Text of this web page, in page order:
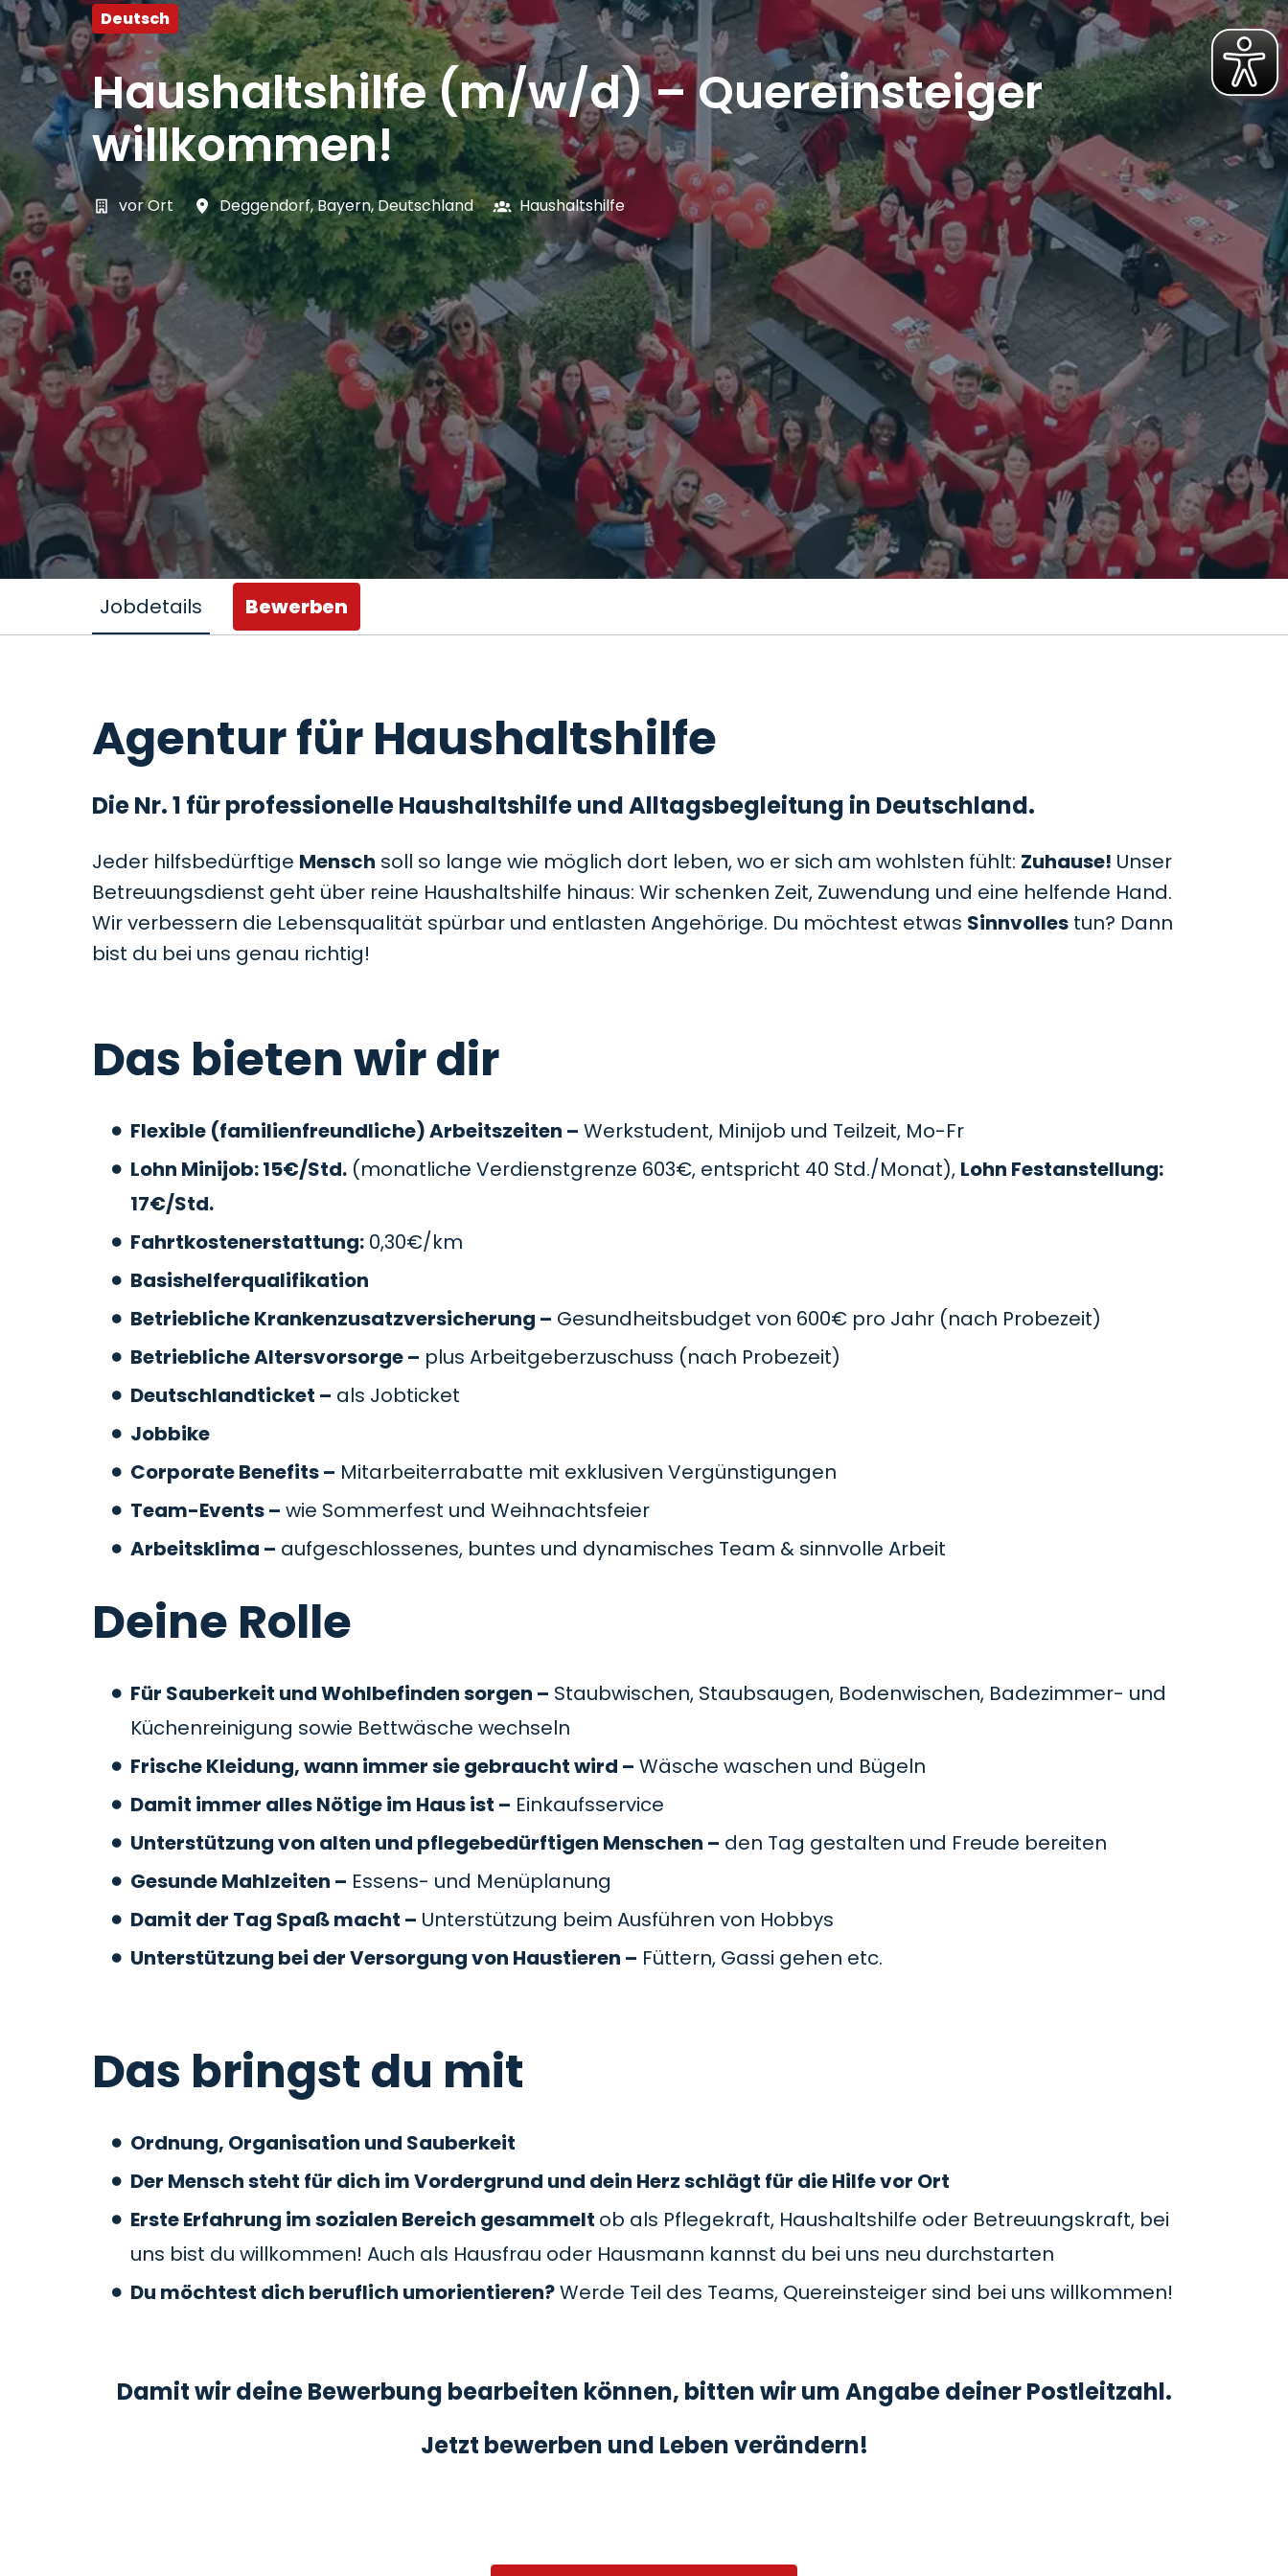
Deutsch
Haushaltshilfe (m/w/d) – Quereinsteiger
willkommen!
vor Ort Deggendorf,Bayern,Deutschland Haushaltshilfe
Jobdetails Bewerben
Agentur für Haushaltshilfe
Die Nr. 1 für professionelle Haushaltshilfe und Alltagsbegleitung in Deutschland.
Jeder hilfsbedürftige Mensch soll so lange wie möglich dort leben, wo er sich am wohlsten fühlt: Zuhause! Unser
Betreuungsdienst geht über reine Haushaltshilfe hinaus: Wir schenken Zeit, Zuwendung und eine helfende Hand.
Wir verbessern die Lebensqualität spürbar und entlasten Angehörige. Du möchtest etwas Sinnvolles tun? Dann
bist du bei uns genau richtig!
Das bieten wir dir
Flexible (familienfreundliche) Arbeitszeiten – Werkstudent, Minijob und Teilzeit, Mo-Fr
Lohn Minijob: 15€/Std. (monatliche Verdienstgrenze 603€, entspricht 40 Std./Monat), Lohn Festanstellung:
17€/Std.
Fahrtkostenerstattung: 0,30€/km
Basishelferqualifikation
Betriebliche Krankenzusatzversicherung – Gesundheitsbudget von 600€ pro Jahr (nach Probezeit)
Betriebliche Altersvorsorge – plus Arbeitgeberzuschuss (nach Probezeit)
Deutschlandticket – als Jobticket
Jobbike
Corporate Benefits – Mitarbeiterrabatte mit exklusiven Vergünstigungen
Team-Events – wie Sommerfest und Weihnachtsfeier
Arbeitsklima – aufgeschlossenes, buntes und dynamisches Team & sinnvolle Arbeit
Deine Rolle
Für Sauberkeit und Wohlbefinden sorgen – Staubwischen, Staubsaugen, Bodenwischen, Badezimmer- und
Küchenreinigung sowie Bettwäsche wechseln
Frische Kleidung, wann immer sie gebraucht wird – Wäsche waschen und Bügeln
Damit immer alles Nötige im Haus ist – Einkaufsservice
Unterstützung von alten und pflegebedürftigen Menschen – den Tag gestalten und Freude bereiten
Gesunde Mahlzeiten – Essens- und Menüplanung
Damit der Tag Spaß macht – Unterstützung beim Ausführen von Hobbys
Unterstützung bei der Versorgung von Haustieren – Füttern, Gassi gehen etc.
Das bringst du mit
Ordnung, Organisation und Sauberkeit
Der Mensch steht für dich im Vordergrund und dein Herz schlägt für die Hilfe vor Ort
Erste Erfahrung im sozialen Bereich gesammelt ob als Pflegekraft, Haushaltshilfe oder Betreuungskraft, bei
uns bist du willkommen! Auch als Hausfrau oder Hausmann kannst du bei uns neu durchstarten
Du möchtest dich beruflich umorientieren?Werde Teil des Teams, Quereinsteiger sind bei uns willkommen!
Damit wir deine Bewerbung bearbeiten können, bitten wir um Angabe deiner Postleitzahl.
Jetzt bewerben und Leben verändern!